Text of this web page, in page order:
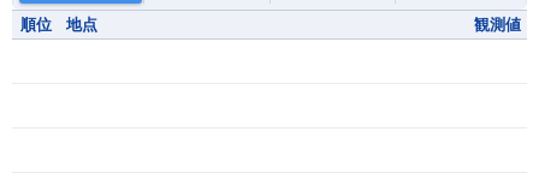
順位 地点 観測値